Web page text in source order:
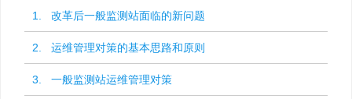
1. 改革后一般监测站面临的新问题
2. 运维管理对策的基本思路和原则
3. 一般监测站运维管理对策